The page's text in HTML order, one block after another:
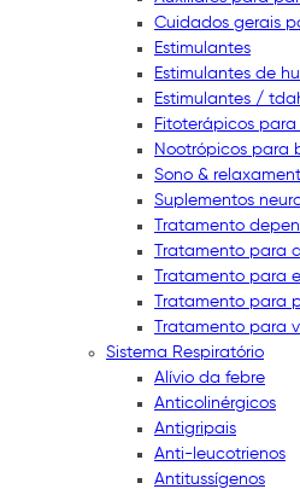
Cuidados gerais
Estimulantes
Estimulantes de
Estimulantes /
Fitoterápicos para
Nootrópicos para
Sono &
Suplementos
Tratamento
Tratamento para
Tratamento para
Tratamento para
Tratamento para
Sistema Respiratório
Alívio da febre
Anticolinérgicos
Antigripais
Anti-leucotrienos
Antitussígenos